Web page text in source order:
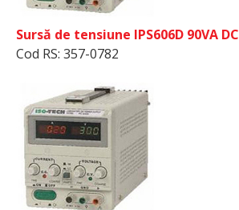
Sursă de tensiune IPS606D 90VA DC
Cod RS: 357-0782